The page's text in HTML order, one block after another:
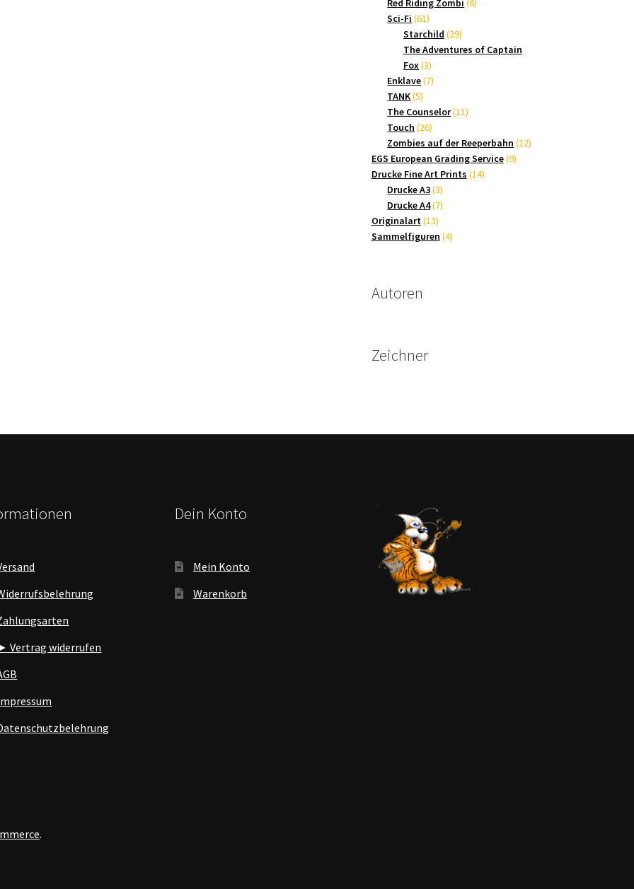
Sci-Fi 6161
Produkte
Starchild 2929
Produkte
The Adventures of Captain
Fox 33
Produkte
Enklave 77
TANK 55
Produkte
The Counselor 1111
Touch 2626
Produkte
Zombies auf der Reeperbahn 1212
EGS European Grading Service 99
Drucke Fine Art Prints 1414
Drucke A3 33
Produkte
Drucke A4 77
Originalart 1313
Produkte
Sammelfiguren 44
Autoren
Zeichner
Vertrag widerrufen
Dein Konto
Mein Konto
Warenkorb
.